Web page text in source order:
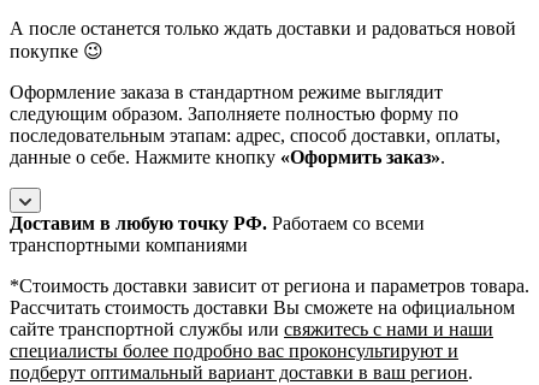
А после останется только ждать доставки и радоваться новой
покупке 😉
Оформление заказа в стандартном режиме выглядит
следующим образом. Заполняете полностью форму по
последовательным этапам: адрес, способ доставки, оплаты,
данные о себе. Нажмите кнопку «Оформить заказ».
Доставим в любую точку РФ. Работаем со всеми
транспортными компаниями
*Cтоимость доставки зависит от региона и параметров товара.
Рассчитать стоимость доставки Вы сможете на официальном
сайте транспортной службы или свяжитесь с нами и наши
специалисты более подробно вас проконсультируют и
подберут оптимальный вариант доставки в ваш регион.